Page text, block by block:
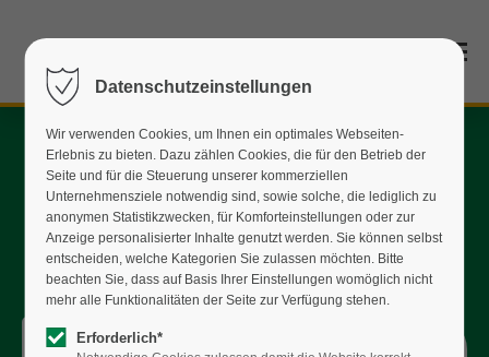
Datenschutzeinstellungen
Wir verwenden Cookies, um Ihnen ein optimales Webseiten-
Erlebnis zu bieten. Dazu zählen Cookies, die für den Betrieb der
Seite und für die Steuerung unserer kommerziellen
Unternehmensziele notwendig sind, sowie solche, die lediglich zu
anonymen Statistikzwecken, für Komforteinstellungen oder zur
Anzeige personalisierter Inhalte genutzt werden. Sie können selbst
entscheiden, welche Kategorien Sie zulassen möchten. Bitte
beachten Sie, dass auf Basis Ihrer Einstellungen womöglich nicht
mehr alle Funktionalitäten der Seite zur Verfügung stehen.
Erforderlich*